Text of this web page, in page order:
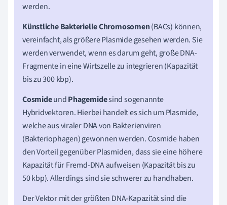
werden.
Künstliche Bakterielle Chromosomen(BACs) können,
vereinfacht, als größere Plasmide gesehen werden. Sie
werden verwendet, wenn es darum geht, große DNA-
Fragmente in eine Wirtszelle zu integrieren (Kapazität
bis zu 300 kbp).
CosmideundPhagemidesind sogenannte
Hybridvektoren. Hierbei handelt es sich um Plasmide,
welche aus viraler DNA von Bakterienviren
(Bakteriophagen) gewonnen werden. Cosmide haben
den Vorteil gegenüber Plasmiden, dass sie eine höhere
Kapazität für Fremd-DNA aufweisen (Kapazität bis zu
50 kbp). Allerdings sind sie schwerer zu handhaben.
Der Vektor mit der größten DNA-Kapazität sind die